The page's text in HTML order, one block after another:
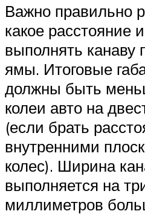
Важно правильно
какое расстояние
выполнять канаву
ямы. Итоговые
должны быть
колеи авто на
(если брать
внутренними
колес). Ширина
выполняется на
миллиметров